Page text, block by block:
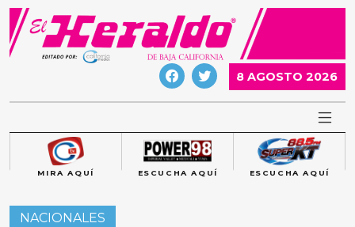
Skip
content
8 AGOSTO 2026
MIRA AQUÍ ESCUCHA AQUÍ ESCUCHA AQUÍ
NACIONALES